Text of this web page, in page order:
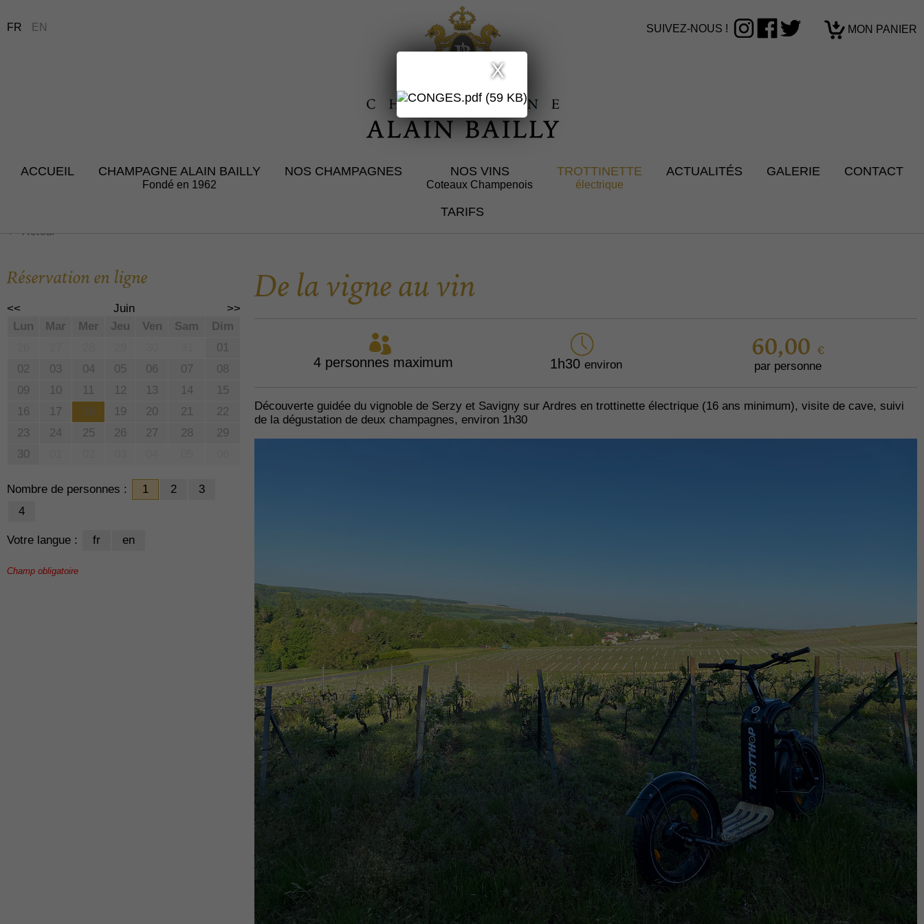
FR EN SUIVEZ-NOUS ! MON PANIER
ACCUEIL CHAMPAGNE ALAIN BAILLY
Fondé en 1962
NOS CHAMPAGNES NOS VINS
Coteaux Champenois
TROTTINETTE
électrique
ACTUALITÉS GALERIE CONTACT
TARIFS
Retour
De la vigne au vin
4 personnes maximum 1h30 environ
60,00 €
par personne
Découverte guidée du vignoble de Serzy et Savigny sur Ardres en trottinette électrique (16 ans minimum), visite de cave, suivi
de la dégustation de deux champagnes, environ 1h30
Réservation en ligne
<< Juin
>>
Lun
Mar Mer Jeu Ven Sam
Dim
01
02
03 04 05 06 07
08
09
10 11 12 13 14
15
16
17 18 19 20 21
22
23
24 25 26 27 28
29
30
Nombre de personnes : 1 2
3
4
Votre langue : fr en
Champ obligatoire
X